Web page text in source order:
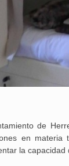
de
en materia
la capacidad